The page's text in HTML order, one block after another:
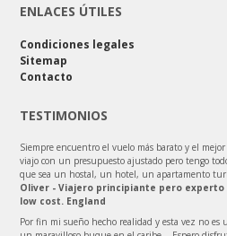
ENLACES ÚTILES
Condiciones legales
Sitemap
Contacto
TESTIMONIOS
Siempre encuentro el vuelo más barato y el
viajo con un presupuesto ajustado pero tengo
que sea un hostal, un hotel, un apartamento
Oliver - Viajero principiante pero
low cost. England
Por fin mi sueño hecho realidad y esta vez no